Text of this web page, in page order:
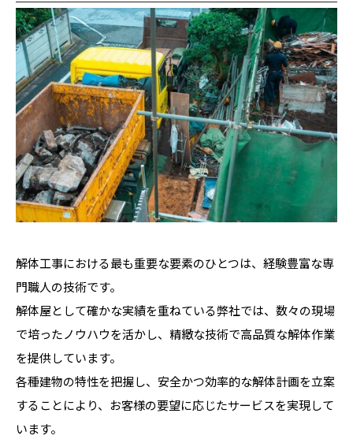
解体工事における最も重要な要素のひとつは、経験豊富な専
門職人の技術です。
解体屋として確かな実績を重ねている弊社では、数々の現場
で培ったノウハウを活かし、精緻な技術で高品質な解体作業
を提供しています。
各種建物の特性を把握し、安全かつ効率的な解体計画を立案
することにより、お客様の要望に応じたサービスを実現して
います。